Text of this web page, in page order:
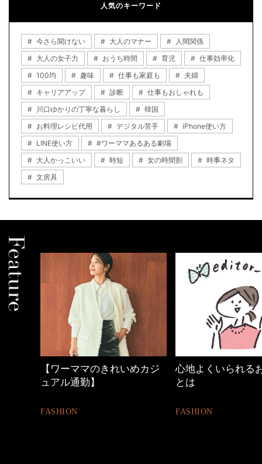
人気のキーワード
今さら聞けない 大人のマナー
人間関係
大人の女子力
おうち時間 育児
仕事効率化
100均
趣味 仕事も家庭も
夫婦
キャリアアップ
診断
仕事もおしゃれも
川口ゆかりの丁寧な暮らし
韓国
お料理レシピ代用
デジタル苦手
iPhone使い方
LINE使い方
#ワーママあるある劇場
大人かっこいい
時短 女の時間割
時事ネタ
文房具
【ワーママのきれいめカジ
ュアル通勤】
FASHION
心地よくいられる
とは
FASHION